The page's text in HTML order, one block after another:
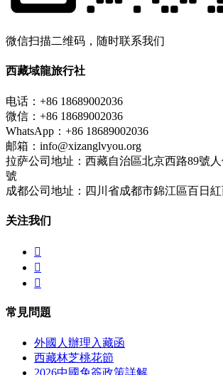
微信扫描二维码，随时联系我们
西藏域龍旅行社
电话：+86 18689002036
微信：+86 18689002036
WhatsApp：+86 18689002036
邮箱：info@xizanglvyou.org
拉萨公司地址：西藏自治區北京西路89號
號
成都公司地址：四川省成都市錦江區百日
关注我们



常見問題
外國人辦理入藏函
西藏林芝桃花節
2026中國免簽政策詳解